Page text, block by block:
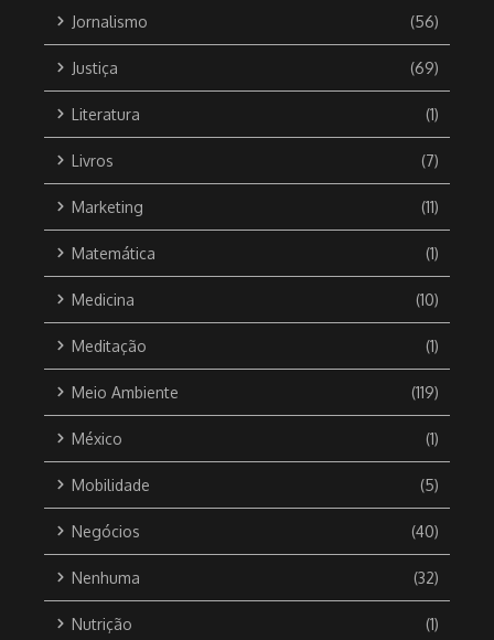
Jornalismo (56)
Justiça (69)
Literatura (1)
Livros (7)
Marketing (11)
Matemática (1)
Medicina (10)
Meditação (1)
Meio Ambiente (119)
México (1)
Mobilidade (5)
Negócios (40)
Nenhuma (32)
Nutrição (1)